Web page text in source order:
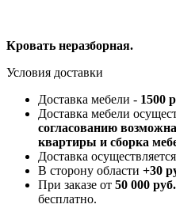
Кровать неразборная.
Условия доставки
Доставка мебели - 1500
Доставка мебели
согласованию
квартиры и сборка
Доставка
В сторону области +30
При заказе от 50 000 руб.
бесплатно.